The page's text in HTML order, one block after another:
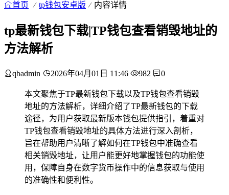
首页 tp钱包安卓版 内容详情
tp最新钱包下载|TP钱包查看销毁地址的
方法解析
qbadmin 2026年04月01日 11:46 982 0
本文聚焦于TP最新钱包下载以及TP钱包查看销毁
地址的方法解析，详细介绍了TP最新钱包的下载
途径，为用户获取最新版本钱包提供指引，着重对
TP钱包查看销毁地址的具体方法进行深入剖析，
旨在帮助用户清晰了解如何在TP钱包中准确查看
相关销毁地址，让用户能更好地掌握钱包的功能使
用，保障自身在数字货币操作中的信息获取与使用
的准确性和便利性。